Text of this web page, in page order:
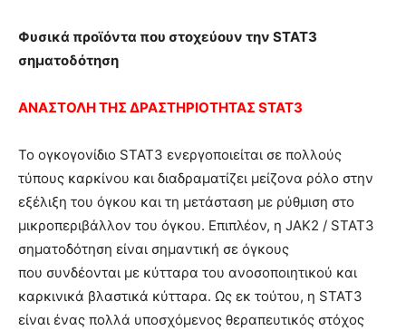
Φυσικά προϊόντα που στοχεύουν την STAT3
σηματοδότηση
ΑΝΑΣΤΟΛΗ ΤΗΣ ΔΡΑΣΤΗΡΙΟΤΗΤΑΣ STAT3
Το ογκογονίδιο STAT3 ενεργοποιείται σε πολλούς
τύπους καρκίνου και διαδραματίζει μείζονα ρόλο στην
εξέλιξη του όγκου και τη μετάσταση με ρύθμιση στο
μικροπεριβάλλον του όγκου. Επιπλέον, η JAK2 / STAT3
σηματοδότηση είναι σημαντική σε όγκους
που συνδέονται με κύτταρα του ανοσοποιητικού και
καρκινικά βλαστικά κύτταρα. Ως εκ τούτου, η STAT3
είναι ένας πολλά υποσχόμενος θεραπευτικός στόχος